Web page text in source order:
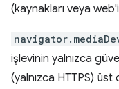
(kaynakları veya
işlevinin yalnızca
(yalnızca HTTPS)